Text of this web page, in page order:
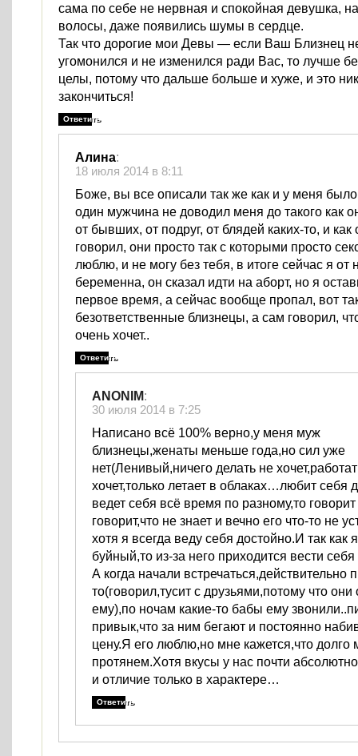
сама по себе не нервная и спокойная девушка,
волосы, даже появились шумы в сердце.
Так что дорогие мои Девы — если Ваш Близнец
угомонился и не изменился ради Вас, то лучше
целы, потому что дальше больше и хуже, и это
закончиться!
Ответить
Алина:
18 июля 2014 в 8:11
Боже, вы все описали так же как и у меня
один мужчина не доводил меня до такого как
от бывших, от подруг, от блядей каких-то, и как
говорил, они просто так с которыми просто
люблю, и не могу без тебя, в итоге сейчас я от
беременна, он сказал идти на аборт, но я
первое время, а сейчас вообще пропал, вот
безответственные близнецы, а сам говорил,
очень хочет..
Ответить
ANONIM:
30 июля 2014 в 7:25
Написано всё 100% верно,у меня муж
близнецы,женаты меньше года,но сил уже
нет(Ленивый,ничего делать не
хочет,только летает в облаках…любит себя
ведет себя всё время по разному,то
говорит,что не знает и вечно его что-то не
хотя я всегда веду себя достойно.И так как
буйный,то из-за него приходится вести
А когда начали встречаться,действительно
то(говорил,тусит с друзьями,потому что
ему),по ночам какие-то бабы ему
привык,что за ним бегают и постоянно
цену.Я его люблю,но мне кажется,что долго
протянем.Хотя вкусы у нас почти
и отличие только в характере…
Ответить